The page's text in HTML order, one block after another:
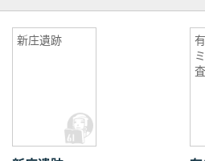
新庄遺跡